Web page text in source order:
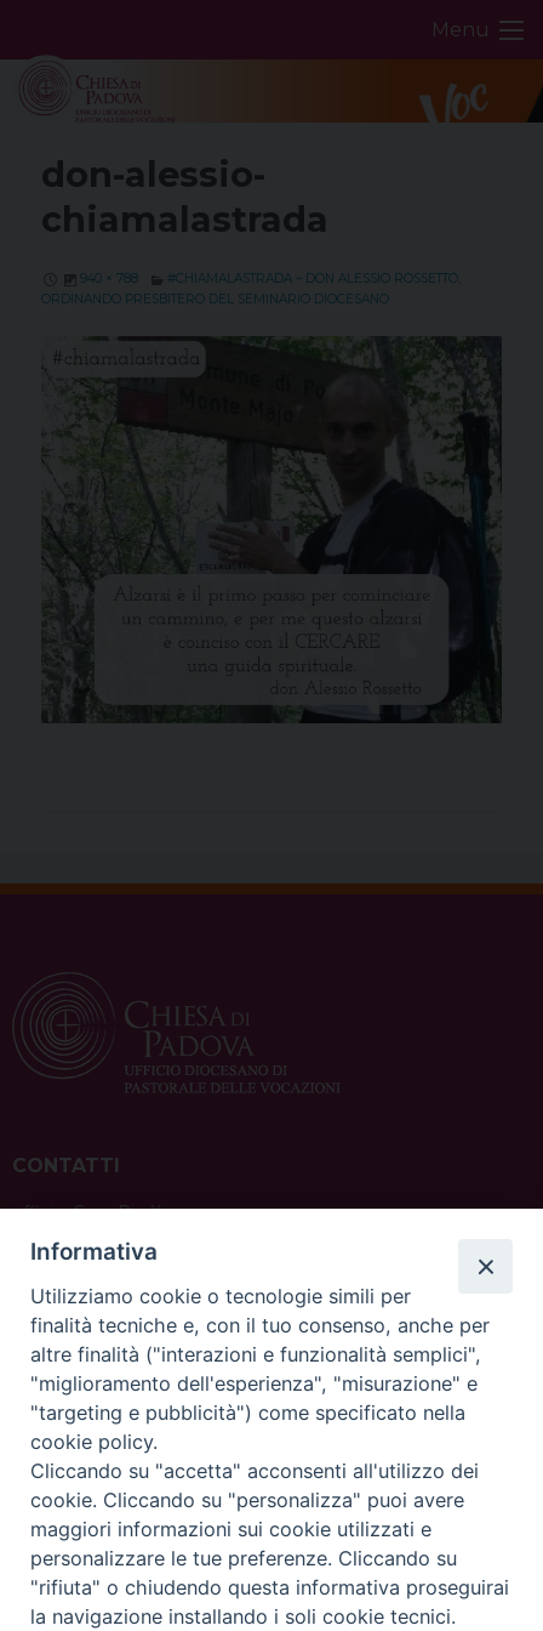
content
Menu
don-alessio-
chiamalastrada
940 × 788
#CHIAMALASTRADA – DON ALESSIO ROSSETTO,
ORDINANDO PRESBITERO DEL SEMINARIO DIOCESANO
CONTATTI
ufficio: Casa Pio X
via Bonporti, 20 – 35141 Padova
tel: +39 351 619 2354
e mail:ufficiovocazionipadova@gmail.com
sede: Casa Sant'Andrea
via Valmarana, 20 – 35133 Padova
instagram:@casasantandreapadova
e mail:casasantandreapadova@gmail.com
Copyright© ChiesadiPadova2022 Privacy Policy
Informativa
Utilizziamo cookie o tecnologie simili per
finalità tecniche e, con il tuo consenso, anche per
altre finalità ("interazioni e funzionalità semplici",
"miglioramento dell'esperienza", "misurazione" e
"targeting e pubblicità") come specificato nella
cookie policy.
Cliccando su "accetta" acconsenti all'utilizzo dei
cookie. Cliccando su "personalizza" puoi avere
maggiori informazioni sui cookie utilizzati e
personalizzare le tue preferenze. Cliccando su
"rifiuta" o chiudendo questa informativa proseguirai
la navigazione installando i soli cookie tecnici.